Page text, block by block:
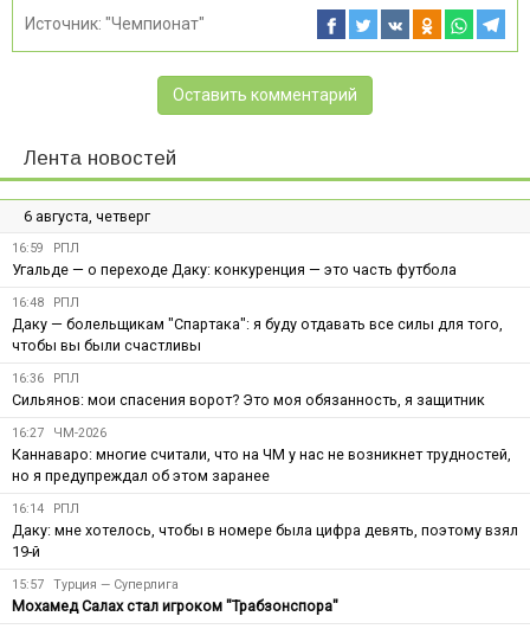
Источник: "Чемпионат"
Оставить комментарий
Лента новостей
6 августа, четверг
16:59 РПЛ
Угальде — о переходе Даку: конкуренция — это часть футбола
16:48 РПЛ
Даку — болельщикам "Спартака": я буду отдавать все силы для того,
чтобы вы были счастливы
16:36 РПЛ
Сильянов: мои спасения ворот? Это моя обязанность, я защитник
16:27 ЧМ-2026
Каннаваро: многие считали, что на ЧМ у нас не возникнет трудностей,
но я предупреждал об этом заранее
16:14 РПЛ
Даку: мне хотелось, чтобы в номере была цифра девять, поэтому взял
19-й
15:57 Турция — Суперлига
Мохамед Салах стал игроком "Трабзонспора"